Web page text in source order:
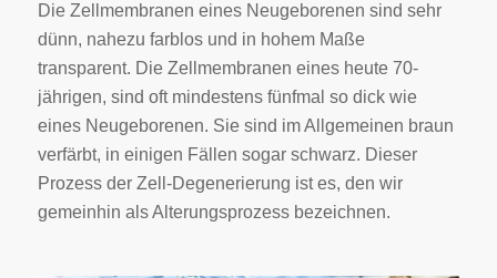
Die Zellmembranen eines Neugeborenen sind sehr
dünn, nahezu farblos und in hohem Maße
transparent. Die Zellmembranen eines heute 70-
jährigen, sind oft mindestens fünfmal so dick wie
eines Neugeborenen. Sie sind im Allgemeinen braun
verfärbt, in einigen Fällen sogar schwarz. Dieser
Prozess der Zell-Degenerierung ist es, den wir
gemeinhin als Alterungsprozess bezeichnen.